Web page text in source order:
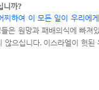
니까?
찌하여 이 모든 일이 우리에
은 원망과 패배의식에 빠져
않으십니다. 이스라엘이 헛된